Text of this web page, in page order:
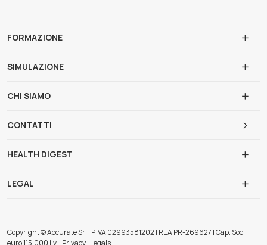
FORMAZIONE
SIMULAZIONE
CHI SIAMO
CONTATTI
HEALTH DIGEST
LEGAL
Copyright © Accurate Srl | P.IVA 02993581202 | REA PR-269627 | Cap. Soc.
euro 115.000 i.v. | Privacy | Legals